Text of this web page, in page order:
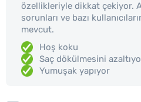
özellikleriyle dikkat çekiyor.
sorunları ve bazı
mevcut.
Hoş koku
Saç dökülmesini
Yumuşak yapıyor